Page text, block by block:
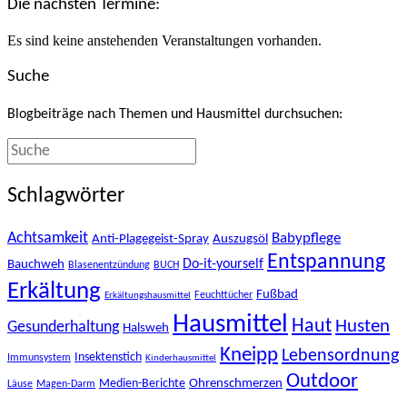
Die nächsten Termine:
Es sind keine anstehenden Veranstaltungen vorhanden.
Suche
Blogbeiträge nach Themen und Hausmittel durchsuchen:
Schlagwörter
Achtsamkeit Anti-Plagegeist-Spray Auszugsöl Babypflege
Bauchweh Blasenentzündung BUCH Do-it-yourself Entspannung
Erkältung Erkältungshausmittel Feuchttücher Fußbad
Gesunderhaltung Halsweh Hausmittel Haut Husten
Immunsystem Insektenstich Kinderhausmittel Kneipp Lebensordnung
Läuse Magen-Darm Medien-Berichte Ohrenschmerzen Outdoor